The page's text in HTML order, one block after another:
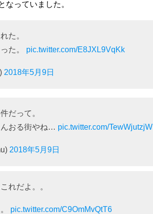
なっていました。
た。
た。 pic.twitter.com/E8JXL9VqKk
2018年5月9日
だって。
おる街やね… pic.twitter.com/TewWjutzjW
2018年5月9日
れだよ。。
pic.twitter.com/C9OmMvQtT6